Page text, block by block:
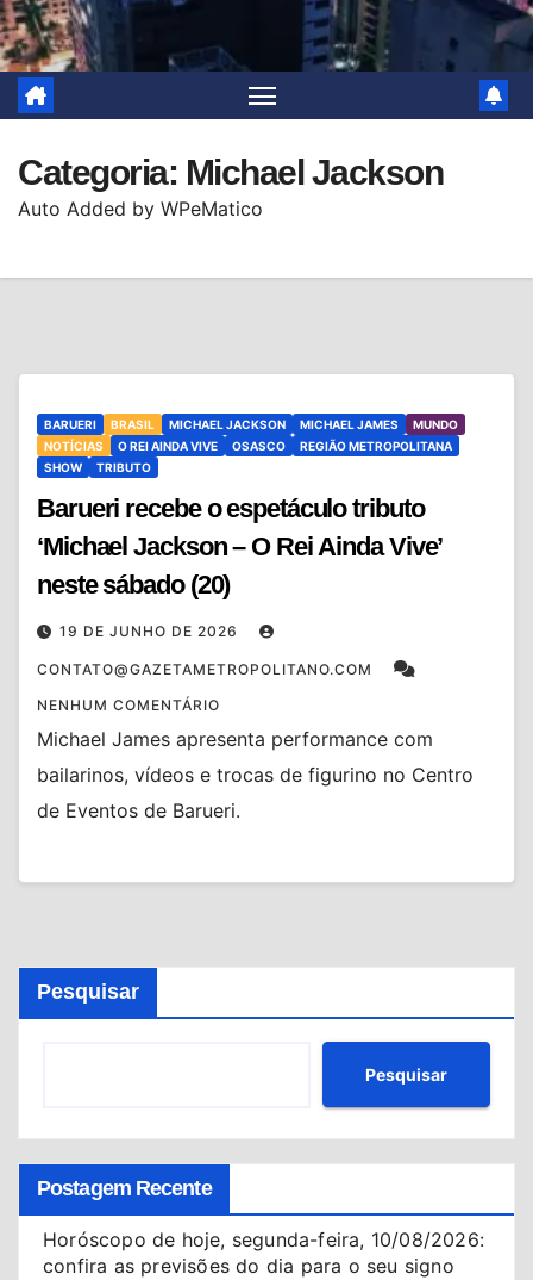
Categoria: Michael Jackson
Auto Added by WPeMatico
BARUERI BRASIL MICHAEL JACKSON MICHAEL JAMES
MUNDO
NOTÍCIAS
O REI AINDA VIVE OSASCO
REGIÃO METROPOLITANA
SHOW
TRIBUTO
Barueri recebe o espetáculo tributo
‘Michael Jackson – O Rei Ainda Vive’
neste sábado (20)
19 DE JUNHO DE 2026
CONTATO@GAZETAMETROPOLITANO.COM
NENHUM COMENTÁRIO
Michael James apresenta performance com
bailarinos, vídeos e trocas de figurino no Centro
de Eventos de Barueri.
Pesquisar
Pesquisar
Postagem Recente
Horóscopo de hoje, segunda-feira, 10/08/2026:
confira as previsões do dia para o seu signo